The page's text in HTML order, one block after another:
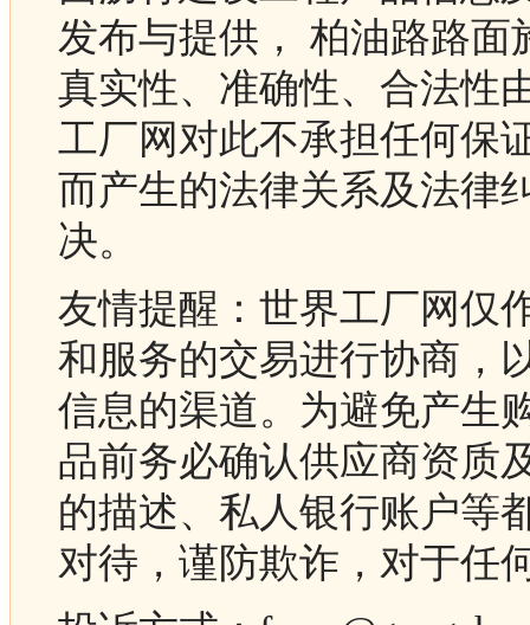
发布与提供， 柏油路路
真实性、准确性、合法性
工厂网对此不承担任何保
而产生的法律关系及法律
决。
友情提醒：世界工厂网仅
和服务的交易进行协商，
信息的渠道。为避免产生
品前务必确认供应商资质
的描述、私人银行账户等
对待，谨防欺诈，对于任